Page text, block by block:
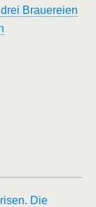
Brauereien
Die